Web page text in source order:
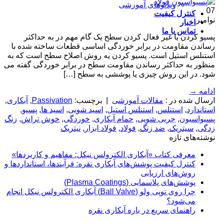
ویدئوهای آموزشی
کنترل کیفیت
اخبار
تماس با ما
07
نوامبر
پسیو کردن یا غیر فعال کردن سطح یک گام مهم در به حداکثر
رساندن مقاومت در برابر خوردگی اساسی قطعات ساخته شده با
استنلس استیل است. پسیو کردن یه روش اصلاح سطح است که به
منظور به حداکثر رساندن مقاومت سطح در برابر خوردگی گفته می
شود. در این روش چیزی یا پوششی به سطح […]
ادامه →
ارسال شده در : مقالات آموزشی برچسب: Passivation
, آبکاری,
استاندارد, استنلس, استنلس استیل, اسید شویی, اسید ها, پسیو,
پسیواسیون, چربی شویی, حمام آبکاری, خوردگی, خوش تراش, زنگ
زدگی, سیتریک, ضد زنگ, فولاد, فولاد ابزار , نیتریک
نوشته‌های تازه
معرفی کتاب «آبکاری الکترولس نیکل: مفاهیم و کاربردها»
کنترل کیفیت پوشش‌های آبکاری نقره: فرآیندها، استانداردها و
روش‌های ارزیابی
پوشش‌های پلاسمایی (Plasma Coatings)
چرا روی توپی‌ ولو (Ball Valve) آبکاری الکترولس نیکل انجام
می‌شود؟
راهنمای سریع در باره آبکاری نقره